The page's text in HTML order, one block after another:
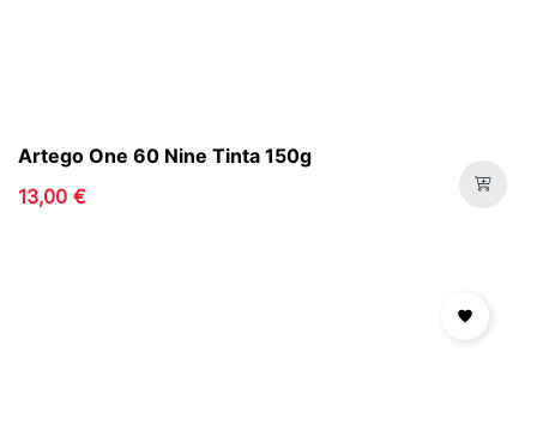
Artego One 60 Nine Tinta 150g
13,00 €
